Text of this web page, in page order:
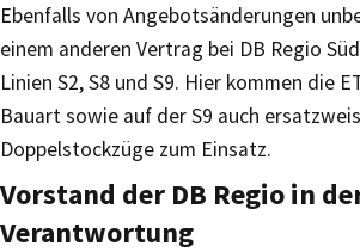
Ebenfalls von Angebotsänderungen
einem anderen Vertrag bei DB Regio
Linien S2, S8 und S9. Hier kommen die
Bauart sowie auf der S9 auch
Doppelstockzüge zum Einsatz.
Vorstand der DB Regio in
Verantwortung